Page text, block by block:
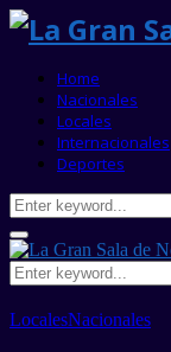
Home
Nacionales
Locales
Internacionales
Deportes
Search
for:
Primary
Menu
Search
for:
LocalesNacionales